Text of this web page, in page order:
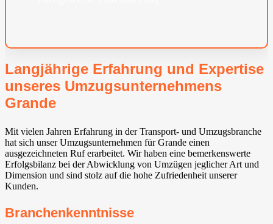
Langjährige Erfahrung und Expertise
unseres Umzugsunternehmens
Grande
Mit vielen Jahren Erfahrung in der Transport- und Umzugsbranche
hat sich unser Umzugsunternehmen für Grande einen
ausgezeichneten Ruf erarbeitet. Wir haben eine bemerkenswerte
Erfolgsbilanz bei der Abwicklung von Umzügen jeglicher Art und
Dimension und sind stolz auf die hohe Zufriedenheit unserer
Kunden.
Branchenkenntnisse